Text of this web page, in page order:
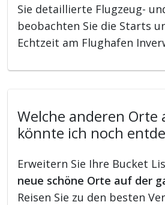
Sie detaillierte Flugzeug-
beobachten Sie die Starts
Echtzeit am Flughafen
Welche anderen Orte
könnte ich noch
Erweitern Sie Ihre Bucket
neue schöne Orte auf der
Reisen Sie zu den besten